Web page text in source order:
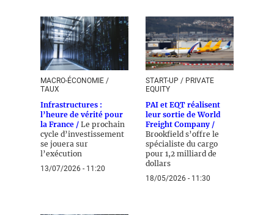
MACRO-ÉCONOMIE /
TAUX
Infrastructures :
l’heure de vérité pour
la France / Le prochain
cycle d’investissement
se jouera sur
l’exécution
13/07/2026 - 11:20
START-UP / PRIVATE
EQUITY
PAI et EQT réalisent
leur sortie de World
Freight Company /
Brookfield s’offre le
spécialiste du cargo
pour 1,2 milliard de
dollars
18/05/2026 - 11:30